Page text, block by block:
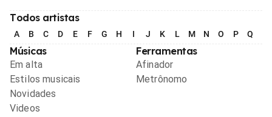
Todos artistas
A B C D E F G H I J K L M N O P Q
Músicas
Em alta
Estilos musicais
Novidades
Videos
Ferramentas
Afinador
Metrônomo